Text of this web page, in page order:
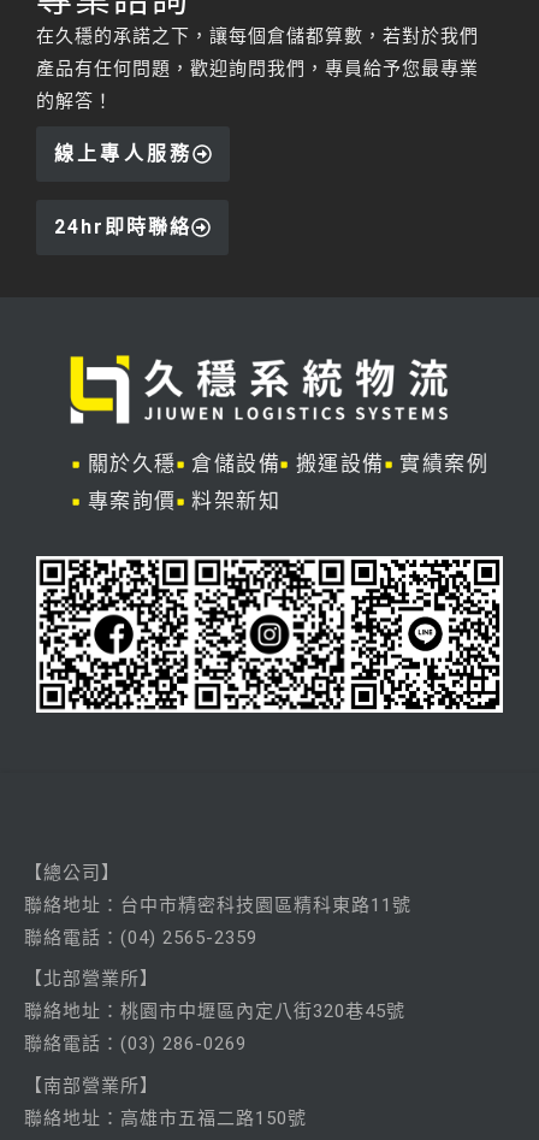
在久穩的承諾之下，讓每個倉儲都算數，若對於我們
產品有任何問題，歡迎詢問我們，專員給予您最專業
的解答！
線上專人服務
24hr即時聯絡
關於久穩 倉儲設備 搬運設備
實績案例
專案詢價
料架新知
【總公司】
聯絡地址：台中市精密科技園區精科東路11號
聯絡電話： (04) 2565-2359
【北部營業所】
聯絡地址：桃園市中壢區內定八街320巷45號
聯絡電話： (03) 286-0269
【南部營業所】
聯絡地址：高雄市五福二路150號